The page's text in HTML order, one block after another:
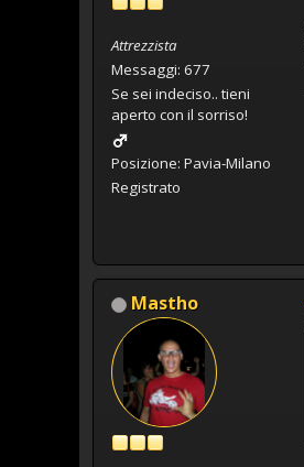
Attrezzista
Messaggi: 677
Se sei indeciso.. tieni
aperto con il sorriso!
Posizione: Pavia-Milano
Registrato
Mastho